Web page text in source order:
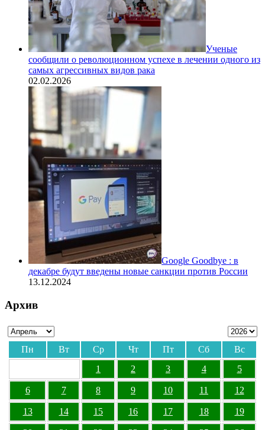
Ученые
сообщили о революционном успехе в лечении одного из
самых агрессивных видов рака
02.02.2026
Google Goodbye : в
декабре будут введены новые санкции против России
13.12.2024
Архив
Пн Вт Ср Чт Пт Сб
Вс
1
2 3 4 5
6 7 8 9 10 11 12
13 14 15 16 17 18 19